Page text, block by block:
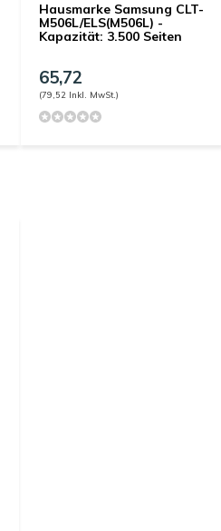
Hausmarke Samsung CLT-
M506L/ELS(M506L) -
Kapazität: 3.500 Seiten
65,72
(79,52 Inkl. MwSt.)